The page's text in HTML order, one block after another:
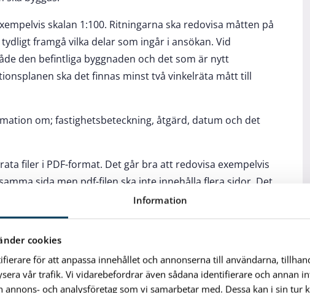
Information
cookies
för att anpassa innehållet och annonserna till användarna,
vår trafik. Vi vidarebefordrar även sådana identifierare och annan
annons- och analysföretag som vi samarbetar med. Dessa kan i sin
skalan 1:100. Ritningarna ska redovisa måtten på
framgå vilka delar som ingår i ansökan. Vid
den befintliga byggnaden och det som är nytt
ska det finnas minst två vinkelräta mått till
om; fastighetsbeteckning, åtgärd, datum och det
filer i PDF-format. Det går bra att redovisa exempelvis
sida men pdf-filen ska inte innehålla flera sidor. Det
den måste scannas in.